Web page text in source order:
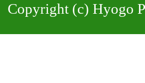
Copyright (c) Hyogo